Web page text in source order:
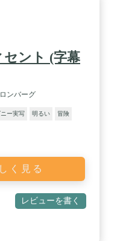
セント (字幕
ンバーグ
ー実写 明るい 冒険
く見る
レビューを書く